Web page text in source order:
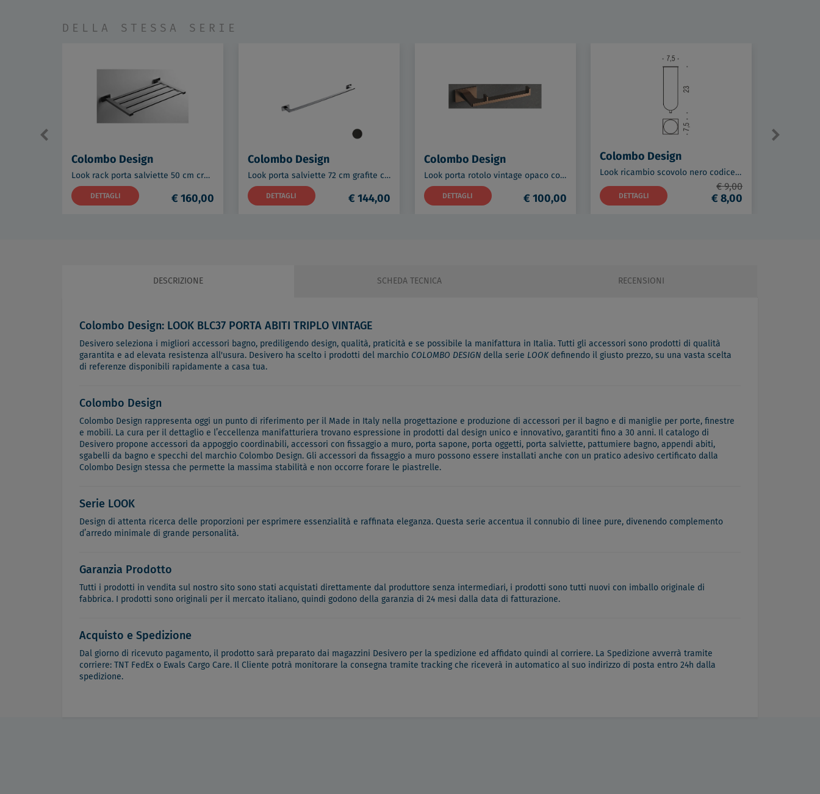
DELLA STESSA SERIE
Colombo Design
Look rack porta salviette 50 cm cromato codice prod: B16870CR
DETTAGLI € 160,00
Colombo Design
Look porta salviette 72 cm grafite codice prod: B16110GL
DETTAGLI € 144,00
Colombo Design
Look porta rotolo vintage opaco codice prod: B16080VM
DETTAGLI € 100,00
Colombo Design
Look ricambio scovolo nero codice prod: B16590
DETTAGLI
€ 9,00
€ 8,00
DESCRIZIONE SCHEDA TECNICA RECENSIONI
Colombo Design: LOOK BLC37 PORTA ABITI TRIPLO VINTAGE
Desivero seleziona i migliori accessori bagno, prediligendo design, qualità, praticità e se possibile la manifattura in Italia. Tutti gli accessori sono prodotti di qualità
garantita e ad elevata resistenza all'usura. Desivero ha scelto i prodotti del marchio COLOMBO DESIGN della serie LOOK definendo il giusto prezzo, su una vasta scelta
di referenze disponibili rapidamente a casa tua.
Colombo Design
Colombo Design rappresenta oggi un punto di riferimento per il Made in Italy nella progettazione e produzione di accessori per il bagno e di maniglie per porte, finestre
e mobili. La cura per il dettaglio e l’eccellenza manifatturiera trovano espressione in prodotti dal design unico e innovativo, garantiti fino a 30 anni. Il catalogo di
Desivero propone accessori da appoggio coordinabili, accessori con fissaggio a muro, porta sapone, porta oggetti, porta salviette, pattumiere bagno, appendi abiti,
sgabelli da bagno e specchi del marchio Colombo Design. Gli accessori da fissaggio a muro possono essere installati anche con un pratico adesivo certificato dalla
Colombo Design stessa che permette la massima stabilità e non occorre forare le piastrelle.
Serie LOOK
Design di attenta ricerca delle proporzioni per esprimere essenzialità e raffinata eleganza. Questa serie accentua il connubio di linee pure, divenendo complemento
d’arredo minimale di grande personalità.
Garanzia Prodotto
Tutti i prodotti in vendita sul nostro sito sono stati acquistati direttamente dal produttore senza intermediari, i prodotti sono tutti nuovi con imballo originale di
fabbrica. I prodotti sono originali per il mercato italiano, quindi godono della garanzia di 24 mesi dalla data di fatturazione.
Acquisto e Spedizione
Dal giorno di ricevuto pagamento, il prodotto sarà preparato dai magazzini Desivero per la spedizione ed affidato quindi al corriere. La Spedizione avverrà tramite
corriere: TNT FedEx o Ewals Cargo Care. Il Cliente potrà monitorare la consegna tramite tracking che riceverà in automatico al suo indirizzo di posta entro 24h dalla
spedizione.